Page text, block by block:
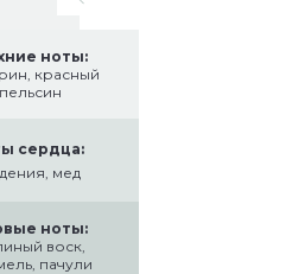
ноты:
красный
сердца:
мед
ноты:
воск,
пачули